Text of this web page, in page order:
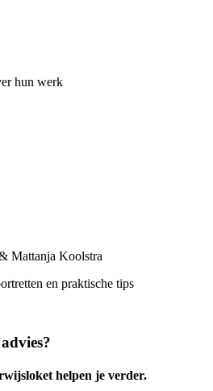
hun werk
Mattanja Koolstra
en praktische tips
helpen je verder.